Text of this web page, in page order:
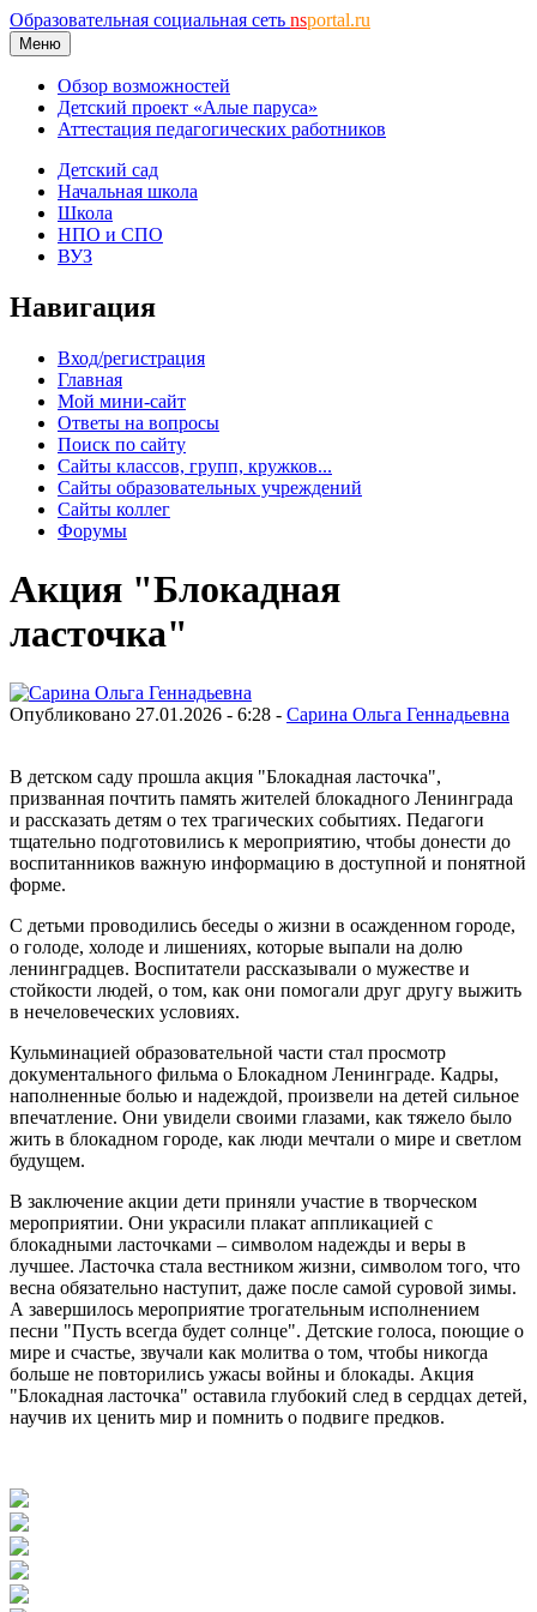
Образовательная социальная сеть nsportal.ru
Меню
Обзор возможностей
Детский проект «Алые паруса»
Аттестация педагогических работников
Детский сад
Начальная школа
Школа
НПО и СПО
ВУЗ
Навигация
Вход/регистрация
Главная
Мой мини-сайт
Ответы на вопросы
Поиск по сайту
Сайты классов, групп, кружков...
Сайты образовательных учреждений
Сайты коллег
Форумы
Акция "Блокадная
ласточка"
Опубликовано 27.01.2026 - 6:28 - Сарина Ольга Геннадьевна
В детском саду прошла акция "Блокадная ласточка",
призванная почтить память жителей блокадного Ленинграда
и рассказать детям о тех трагических событиях. Педагоги
тщательно подготовились к мероприятию, чтобы донести до
воспитанников важную информацию в доступной и понятной
форме.
С детьми проводились беседы о жизни в осажденном городе,
о голоде, холоде и лишениях, которые выпали на долю
ленинградцев. Воспитатели рассказывали о мужестве и
стойкости людей, о том, как они помогали друг другу выжить
в нечеловеческих условиях.
Кульминацией образовательной части стал просмотр
документального фильма о Блокадном Ленинграде. Кадры,
наполненные болью и надеждой, произвели на детей сильное
впечатление. Они увидели своими глазами, как тяжело было
жить в блокадном городе, как люди мечтали о мире и светлом
будущем.
В заключение акции дети приняли участие в творческом
мероприятии. Они украсили плакат аппликацией с
блокадными ласточками – символом надежды и веры в
лучшее. Ласточка стала вестником жизни, символом того, что
весна обязательно наступит, даже после самой суровой зимы.
А завершилось мероприятие трогательным исполнением
песни "Пусть всегда будет солнце". Детские голоса, поющие о
мире и счастье, звучали как молитва о том, чтобы никогда
больше не повторились ужасы войны и блокады. Акция
"Блокадная ласточка" оставила глубокий след в сердцах детей,
научив их ценить мир и помнить о подвиге предков.